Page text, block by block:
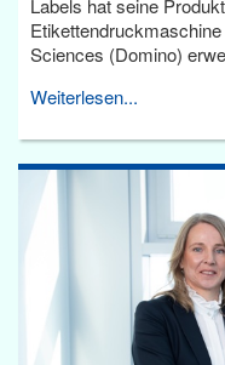
Labels hat seine
Sciences (Domino)
Weiterlesen...